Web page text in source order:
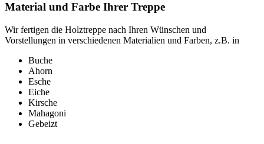
Material und Farbe Ihrer Treppe
Wir fertigen die Holztreppe nach Ihren Wünschen und
Vorstellungen in verschiedenen Materialien und Farben, z.B. in
Buche
Ahorn
Esche
Eiche
Kirsche
Mahagoni
Gebeizt